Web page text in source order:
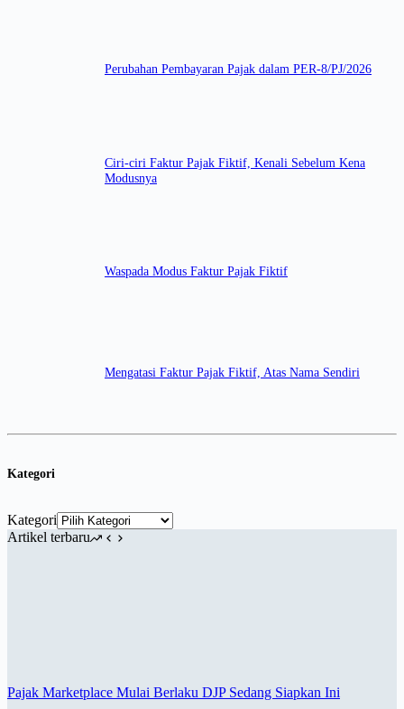
Perubahan Pembayaran Pajak dalam PER-8/PJ/2026
Ciri-ciri Faktur Pajak Fiktif, Kenali Sebelum Kena
Modusnya
Waspada Modus Faktur Pajak Fiktif
Mengatasi Faktur Pajak Fiktif, Atas Nama Sendiri
Kategori
Kategori
Artikel terbaru
Pajak Marketplace Mulai Berlaku DJP Sedang Siapkan Ini